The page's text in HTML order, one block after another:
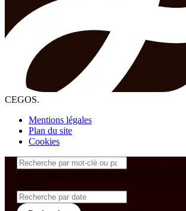
CEGOS.
Mentions légales
Plan du site
Cookies
&& config('laravel-theme-
'neves')